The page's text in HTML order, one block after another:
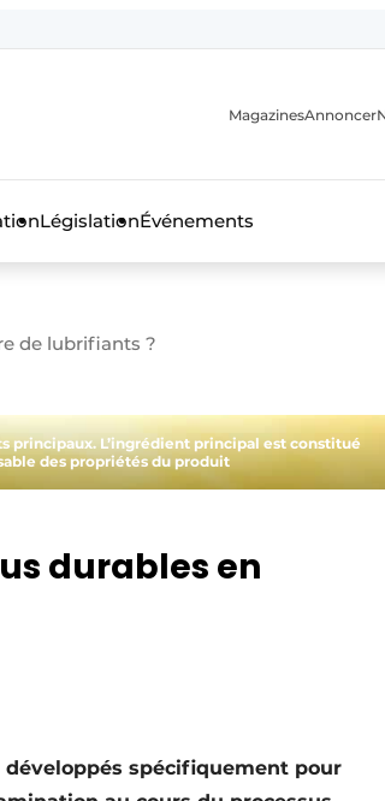
MagazinesAnnoncer
LégislationÉvénements
de lubrifiants ?
L’ingrédient principal est constitué
des propriétés du produit
durables en
spécifiquement pour